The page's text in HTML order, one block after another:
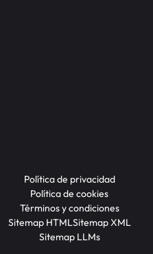
Política de privacidad
Política de cookies
Términos y condiciones
Sitemap HTMLSitemap XML
Sitemap LLMs